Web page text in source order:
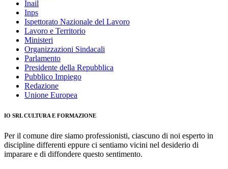
Inail
Inps
Ispettorato Nazionale del Lavoro
Lavoro e Territorio
Ministeri
Organizzazioni Sindacali
Parlamento
Presidente della Repubblica
Pubblico Impiego
Redazione
Unione Europea
IO SRL CULTURA E FORMAZIONE
Per il comune dire siamo professionisti, ciascuno di noi esperto in
discipline differenti eppure ci sentiamo vicini nel desiderio di
imparare e di diffondere questo sentimento.